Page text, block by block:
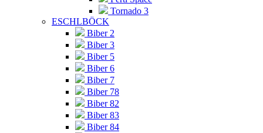
Tornado 3
ESCHLBÖCK
Biber 2
Biber 3
Biber 5
Biber 6
Biber 7
Biber 78
Biber 82
Biber 83
Biber 84